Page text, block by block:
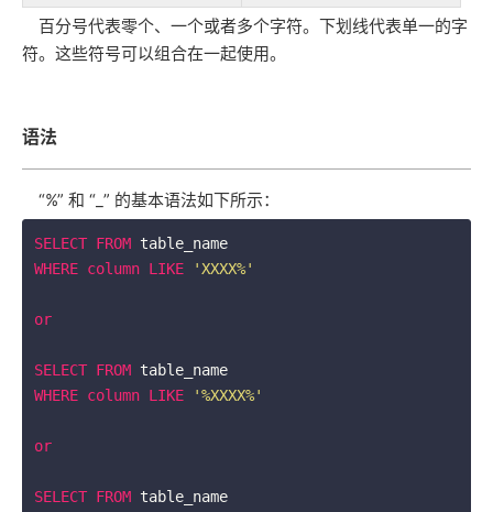
百分号代表零个、一个或者多个字符。下划线代表单一的字
符。这些符号可以组合在一起使用。
语法
“%” 和 “_” 的基本语法如下所示：
SELECT FROM
WHERE column LIKE 'XXXX%'
or
SELECT FROM
WHERE column LIKE '%XXXX%'
or
SELECT FROM